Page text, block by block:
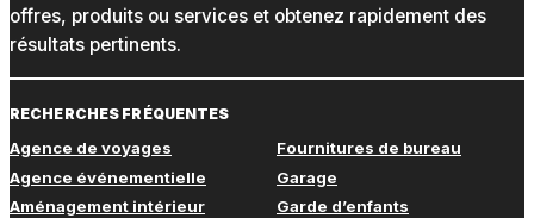
offres, produits ou services et obtenez rapidement des
résultats pertinents.
RECHERCHES FRÉQUENTES
Agence de voyages
Agence événementielle
Aménagement intérieur
Fournitures de bureau
Garage
Garde d’enfants